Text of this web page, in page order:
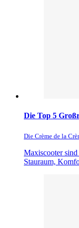
Die Top 5
Die Crème de la
Maxiscooter
Stauraum,